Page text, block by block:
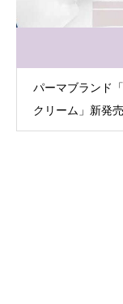
パーマブランド
クリーム」新発
パーマ提案を強